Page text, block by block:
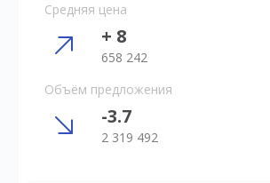
Средняя цена
+ 8
658 242
Объём предложения
-3.7
2 319 492